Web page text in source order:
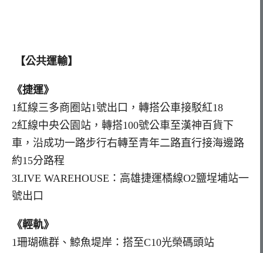
【公共運輸】
《捷運》
1紅線三多商圈站1號出口，轉搭公車接駁紅18
2紅線中央公園站，轉搭100號公車⾄漢神百貨下
車，沿成功⼀路步⾏右轉⾄青年二路直行接海邊路
約15分路程
3LIVE WAREHOUSE：高雄捷運橘線O2鹽埕埔站一
號出口
《輕軌》
1珊瑚礁群、鯨魚堤岸：搭至C10光榮碼頭站